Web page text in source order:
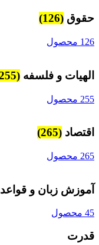
حقوق (126)
126 محصول
الهیات و فلسفه (255)
255 محصول
اقتصاد (265)
265 محصول
آموزش زبان و قواعد
45 محصول
قدرت